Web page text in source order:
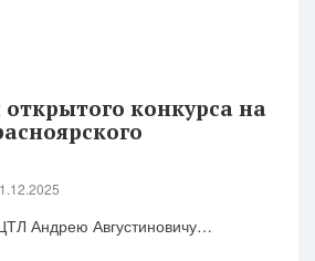
конкурса на
Андрею Августиновичу…